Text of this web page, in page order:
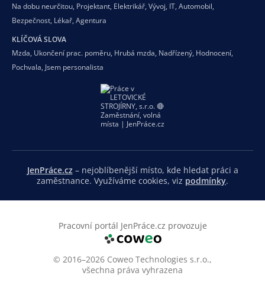
Na dobu neurčitou, Projektant, Elektrikář, Vývoj, IT, Automobil,
Bezpečnost, Lékař, Agentura
KLÍČOVÁ SLOVA
Mzda, Ukončení prac. poměru, Hrubá mzda, Nadřízený, Hodnocení,
Pochvala, Jsem personalista
JenPráce.cz– nejoblíbenější místo, kde hledat práci a
zaměstnance. Využíváme cookies, viz podmínky.
Pracovní portál JenPráce.cz provozuje
© 2016–2026 Coweo Technologies s.r.o.,
všechna práva vyhrazena